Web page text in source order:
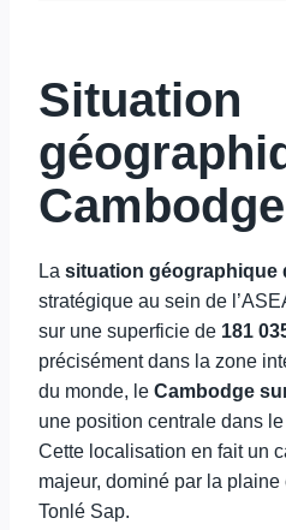
Situation
Cambodge
La situation géographique
stratégique au sein de
sur une superficie de 181
précisément dans la zone
du monde, le Cambodge
une position centrale dans
Cette localisation en fait un
majeur, dominé par la
Tonlé Sap.